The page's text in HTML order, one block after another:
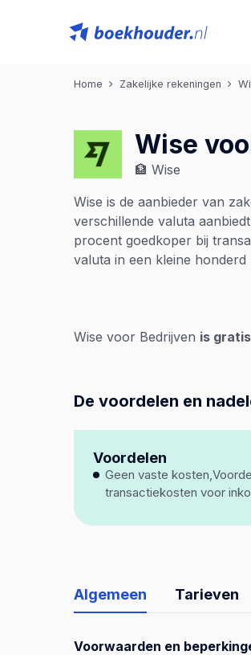
Home Zakelijke rekeningen
Wise
🏦 Wise
Wise is de aanbieder van
verschillende valuta
procent goedkoper bij
valuta in een kleine honderd
Wise voor Bedrijven is gratis
De voordelen en
Voordelen
Geen vaste
transactiekosten voor
Algemeen Tarieven
Voorwaarden en